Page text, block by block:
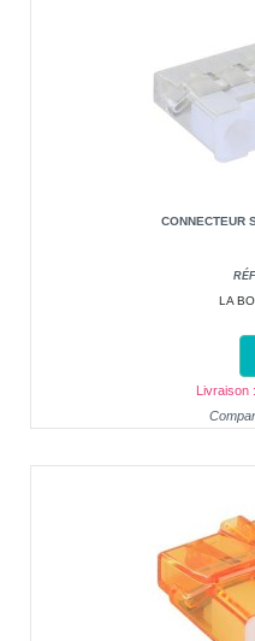
CONNECTEUR
LA
Livraison